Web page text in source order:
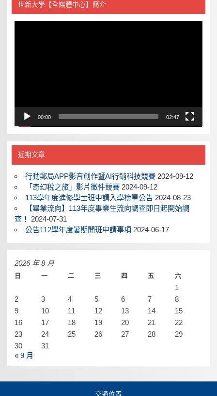
世新大學【全媒體中心】簡介
00:00 02:47
近期文章
行動郵局APP影音創作暨AI行銷科技競賽 2024-09-12
「奇幻稅之旅」影片徵件競賽 2024-09-12
113學年度進修學士班申請入學榜單公告 2024-08-23
【畢業流向】113年度畢業生流向調查即日起開始調
查！
2024-07-31
公告112學年度暑期開班申請事項 2024-06-17
2026 年 8 月
日 一 二 三 四 五 六
1
2
3 4 5 6 7
8
9
10 11 12 13 14
15
16
17 18 19 20 21
22
23
24 25 26 27 28
29
30
31
« 9 月
交通位置